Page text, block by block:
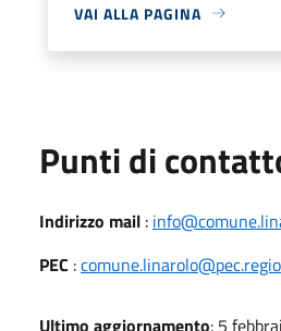
VAI ALLA PAGINA
Punti di
Indirizzo mail :
PEC :
Ultimo aggiornamento: 5